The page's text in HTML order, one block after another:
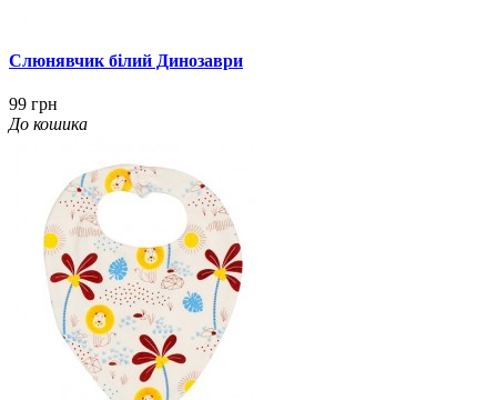
Слюнявчик білий Динозаври
99 грн
До кошика